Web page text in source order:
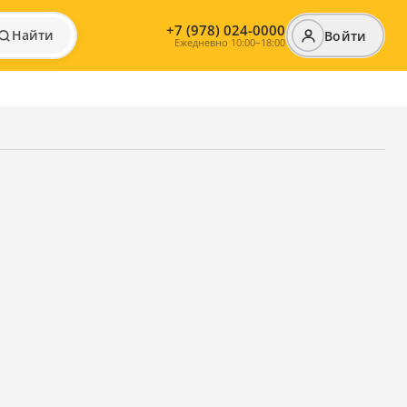
Найти +7 (978) 024-0000
Ежедневно 10:00–18:00 Войти